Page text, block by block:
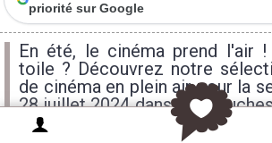
priorité sur Google
En été, le cinéma prend l'air
toile ? Découvrez notre
de cinéma en plein air pour la
28 juillet 2024 dans les
Var.